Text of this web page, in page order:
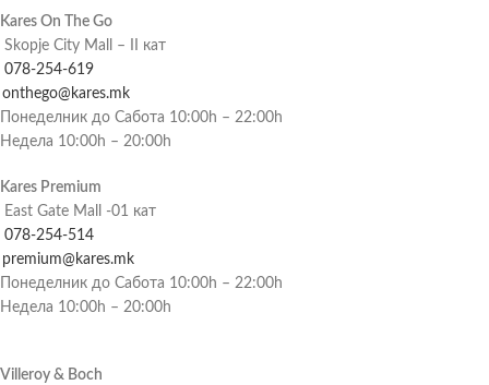
Kares On The Go
Skopje City Mall – II кат
078-254-619
onthego@kares.mk
Понеделник до Сабота 10:00h – 22:00h
Недела 10:00h – 20:00h
Kares Premium
East Gate Mall -01 кат
078-254-514
premium@kares.mk
Понеделник до Сабота 10:00h – 22:00h
Недела 10:00h – 20:00h
Villeroy & Boch